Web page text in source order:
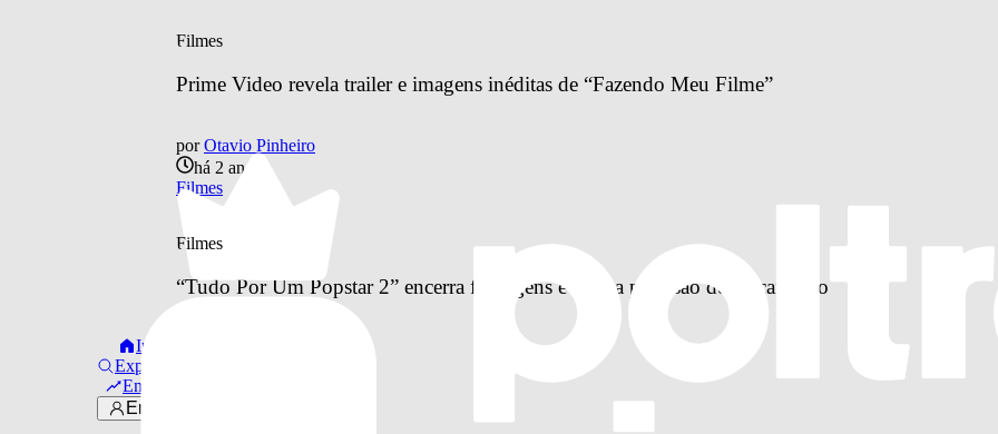
Início
Explorar
Em alta
Entrar
Filmes
Prime Video revela trailer e imagens inéditas de “Fazendo Meu Filme”
por Otavio Pinheiro
há 2 anos
Filmes
Filmes
“Tudo Por Um Popstar 2” encerra filmagens e ganha previsão de lançamento